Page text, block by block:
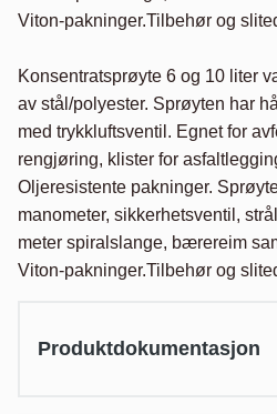
Viton-pakninger.Tilbehør og
Konsentratsprøyte 6 og 10 liter
av stål/polyester. Sprøyten har
med trykkluftsventil. Egnet for
rengjøring, klister for
Oljeresistente pakninger.
manometer, sikkerhetsventil,
meter spiralslange, bærereim
Viton-pakninger.Tilbehør og
Produktdokumentasjon